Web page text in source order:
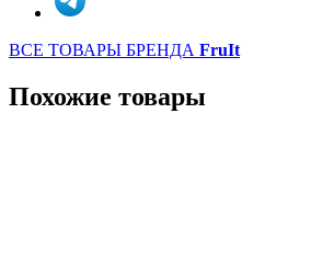
ВСЕ ТОВАРЫ БРЕНДА FruIt
Похожие товары